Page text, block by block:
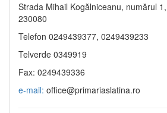
Strada Mihail Kogălniceanu, numărul
230080
Telefon 0249439377, 0249439233
Telverde 0349919
Fax: 0249439336
e-mail: office@primariaslatina.ro